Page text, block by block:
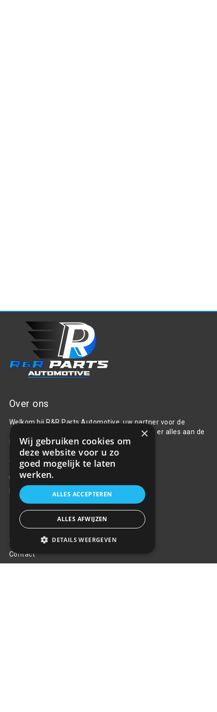
Over ons
Welkom bij R&R Parts Automotive, uw partner voor de
aanschaf van alle auto accessoires. Wij doen er alles aan de
beste selectie, service & prijs te bieden.
Contact
+31(0)85 486 83 17
info@rrparts.nl
Klantenservice
Over ons
Contact
×
Wij gebruiken cookies om
deze website voor u zo
goed mogelijk te laten
werken.
ALLES ACCEPTEREN
ALLES AFWIJZEN
DETAILS WEERGEVEN